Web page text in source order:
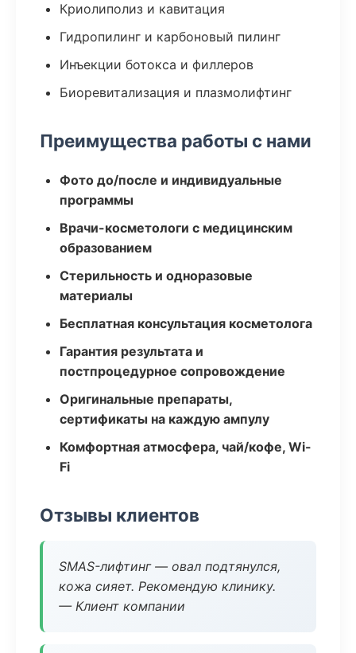
Криолиполиз и кавитация
Гидропилинг и карбоновый пилинг
Инъекции ботокса и филлеров
Биоревитализация и плазмолифтинг
Преимущества работы с нами
Фото до/после и индивидуальные
программы
Врачи-косметологи с медицинским
образованием
Стерильность и одноразовые
материалы
Бесплатная консультация косметолога
Гарантия результата и
постпроцедурное сопровождение
Оригинальные препараты,
сертификаты на каждую ампулу
Комфортная атмосфера, чай/кофе, Wi-
Fi
Отзывы клиентов
SMAS-лифтинг — овал подтянулся,
кожа сияет. Рекомендую клинику.
— Клиент компании